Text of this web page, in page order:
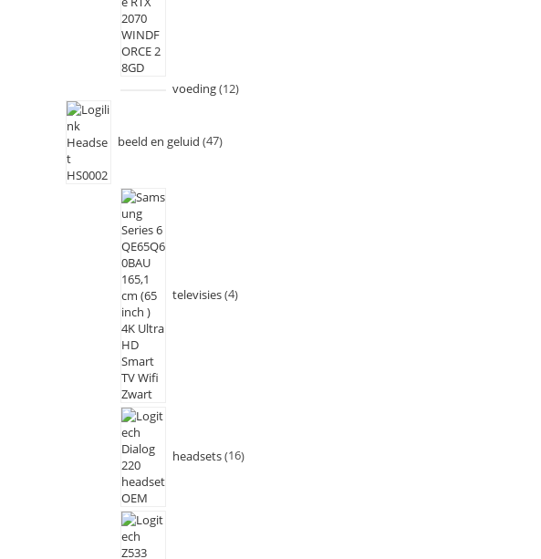
voeding 12
beeld en geluid 47
televisies 4
headsets 16